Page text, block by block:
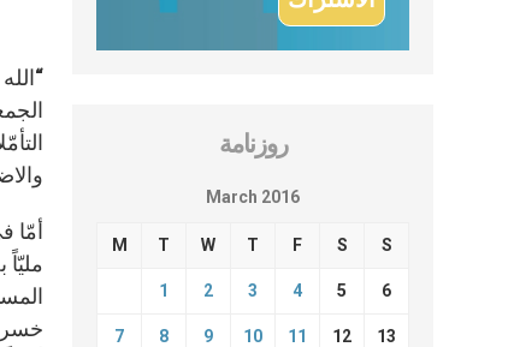
روزنامة
March 2016
M T W T F S S
1 2 3 4 5 6
7 8 9 10 11 12 13